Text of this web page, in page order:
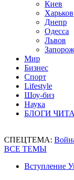
Киев
Харьков
Днепр
Одесса
Львов
Мир
Бизнес
Спорт
Lifestyle
Шоу-биз
Наука
БЛОГИ
СПЕЦТЕМА:
ВСЕ ТЕМЫ
Вступление